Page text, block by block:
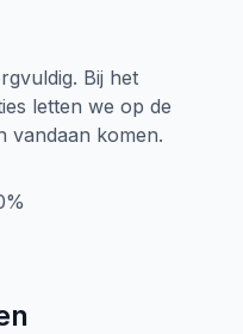
Bij het
letten we op de
vandaan komen.